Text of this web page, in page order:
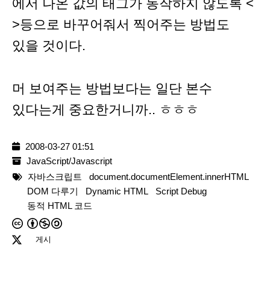
에서 나온 값의 태그가 동작하지 않도록 <
>등으로 바꾸어줘서 찍어주는 방법도
있을 것이다.
머 보여주는 방법보다는 일단 본수
있다는게 중요한거니까.. ㅎㅎㅎ
2008-03-27 01:51
JavaScript/Javascript
자바스크립트
document.documentElement.innerHTML
DOM 다루기
Dynamic HTML
Script Debug
동적 HTML 코드
게시